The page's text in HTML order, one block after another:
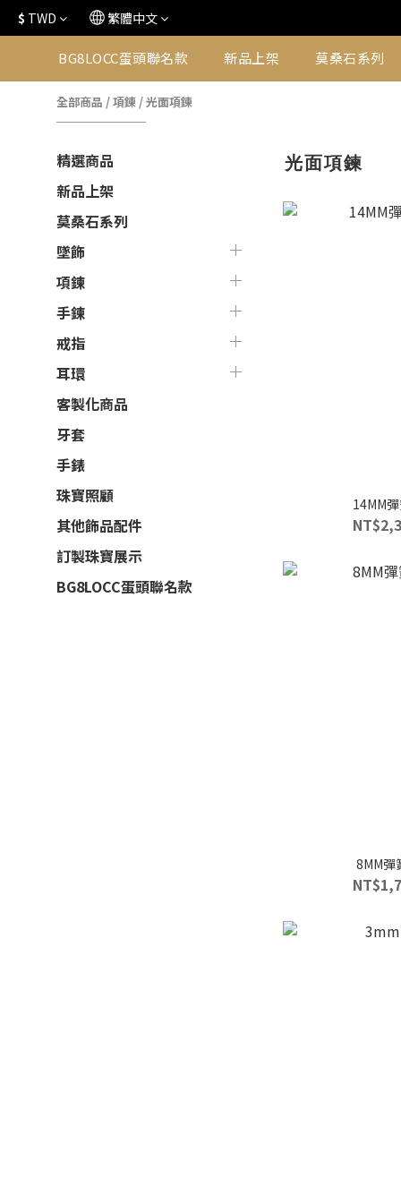
$ TWD 繁體中文
BG8LOCC蛋頭聯名款 新品上架 莫桑石系列
全部商品 /項鍊 /光面項鍊
精選商品
新品上架
莫桑石系列
墜飾
項鍊
手鍊
戒指
耳環
客製化商品
牙套
手錶
珠寶照顧
其他飾品配件
訂製珠寶展示
BG8LOCC蛋頭聯名款
光面項鍊
14MM
8MM彈